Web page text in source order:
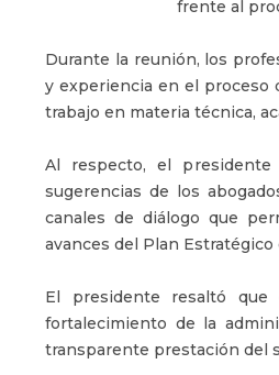
frente al
Durante la reunión, los
y experiencia en el proceso
trabajo en materia técnica,
Al respecto, el presidente
sugerencias de los
canales de diálogo que
avances del Plan
El presidente resaltó que
fortalecimiento de la
transparente prestación del